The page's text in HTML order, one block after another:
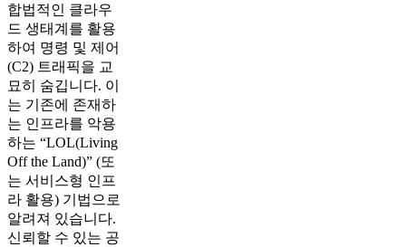
합법적인 클라우
드 생태계를 활용
하여 명령 및 제어
(C2) 트래픽을 교
묘히 숨깁니다. 이
는 기존에 존재하
는 인프라를 악용
하는 “LOL(Living
Off the Land)” (또
는 서비스형 인프
라 활용) 기법으로
알려져 있습니다.
신뢰할 수 있는 공